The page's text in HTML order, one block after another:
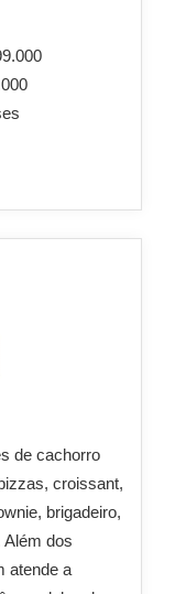
de cachorro
croissant,
brigadeiro,
Além dos
atende a